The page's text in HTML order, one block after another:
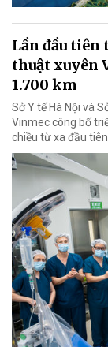
Lần đầu tiên
thuật xuyên
1.700 km
Sở Y tế Hà Nội và
Vinmec công bố
chiều từ xa đầu